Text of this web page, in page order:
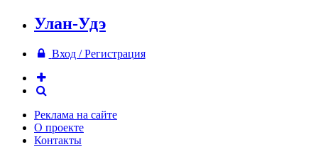
Улан-Удэ
Вход / Регистрация
Реклама на сайте
О проекте
Контакты